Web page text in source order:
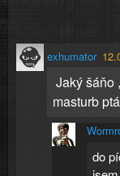
exhumator
Jaký šáňo
masturb
do